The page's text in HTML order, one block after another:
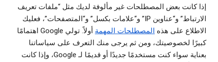
إذا كانت بعض المصطلحات غير مألوفة لديك مثل “ملفات تعريف
الارتباط” و“عناوين IP” و“علامات بكسل” و“المتصفحات”، فعليك
الاطلاع على هذه المصطلحات المهمة
أولاً. تولي Google اهتمامًا
كبيرًا لخصوصيتك، ومن ثم يرجى منك التعرف على سياساتنا
بعناية سواء كنت مستخدمًا جديدًا أو قديمًا لـ Google، وإذا كانت